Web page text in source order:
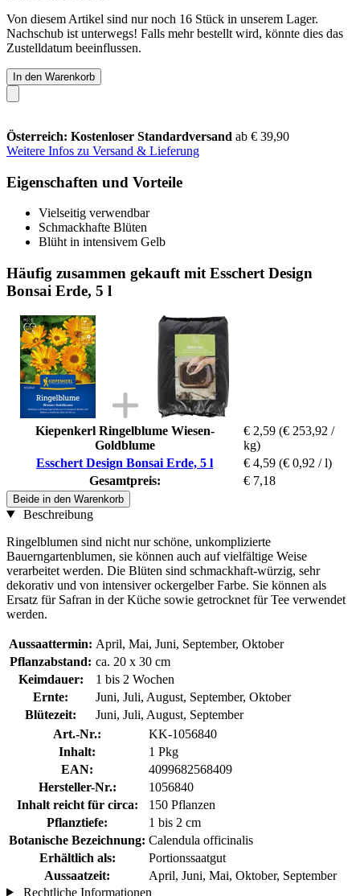
Von diesem Artikel sind nur noch 16 Stück in unserem Lager.
Nachschub ist unterwegs! Falls mehr bestellt wird, könnte dies das
Zustelldatum beeinflussen.
In den Warenkorb
Österreich: Kostenloser Standardversand ab € 39,90
Weitere Infos zu Versand & Lieferung
Eigenschaften und Vorteile
Vielseitig verwendbar
Schmackhafte Blüten
Blüht in intensivem Gelb
Häufig zusammen gekauft mit Esschert Design
Bonsai Erde, 5 l
Kiepenkerl Ringelblume Wiesen-
Goldblume
€ 2,59 (€ 253,92 /
kg)
Esschert Design Bonsai Erde, 5 l
€ 4,59 (€ 0,92 / l)
Gesamtpreis:
€ 7,18
Beide in den Warenkorb
Beschreibung
Ringelblumen sind nicht nur schöne, unkomplizierte
Bauerngartenblumen, sie können auch auf vielfältige Weise
verarbeitet werden. Die Blüten sind schmackhaft-würzig, sehr
dekorativ und von intensiver ockergelber Farbe. Sie können als
Ersatz für Safran in der Küche sowie getrocknet für Tee verwendet
werden.
Aussaattermin: April, Mai, Juni, September, Oktober
Pflanzabstand: ca. 20 x 30 cm
Keimdauer:
1 bis 2 Wochen
Ernte:
Juni, Juli, August, September, Oktober
Blütezeit:
Juni, Juli, August, September
Art.-Nr.:
KK-1056840
Inhalt:
1 Pkg
EAN:
4099682568409
Hersteller-Nr.:
1056840
Inhalt reicht für circa:
150 Pflanzen
Pflanztiefe:
1 bis 2 cm
Botanische Bezeichnung: Calendula officinalis
Erhältlich als:
Portionssaatgut
Aussaatzeit:
April, Juni, Mai, Oktober, September
Rechtliche Informationen